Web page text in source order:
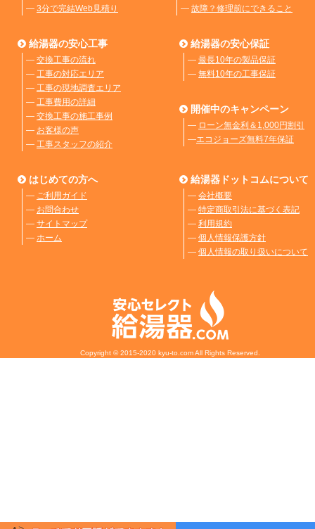
― 3分で完結Web見積り
― 故障？修理前にできること
給湯器の安心工事
― 交換工事の流れ
― 工事の対応エリア
― 工事の現地調査エリア
― 工事費用の詳細
― 交換工事の施工事例
― お客様の声
― 工事スタッフの紹介
給湯器の安心保証
― 最長10年の製品保証
― 無料10年の工事保証
開催中のキャンペーン
― ローン無金利＆1,000円割引
―エコジョーズ無料7年保証
はじめての方へ
― ご利用ガイド
― お問合わせ
― サイトマップ
― ホーム
給湯器ドットコムについて
― 会社概要
― 特定商取引法に基づく表記
― 利用規約
― 個人情報保護方針
― 個人情報の取り扱いについて
Copyright © 2015-2020 kyu-to.com All Rights Reserved.